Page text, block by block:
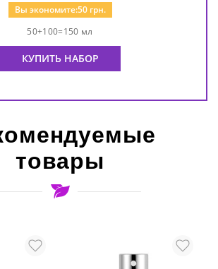
Вы экономите:50грн.
50+100=150 мл
КУПИТЬ НАБОР
товары